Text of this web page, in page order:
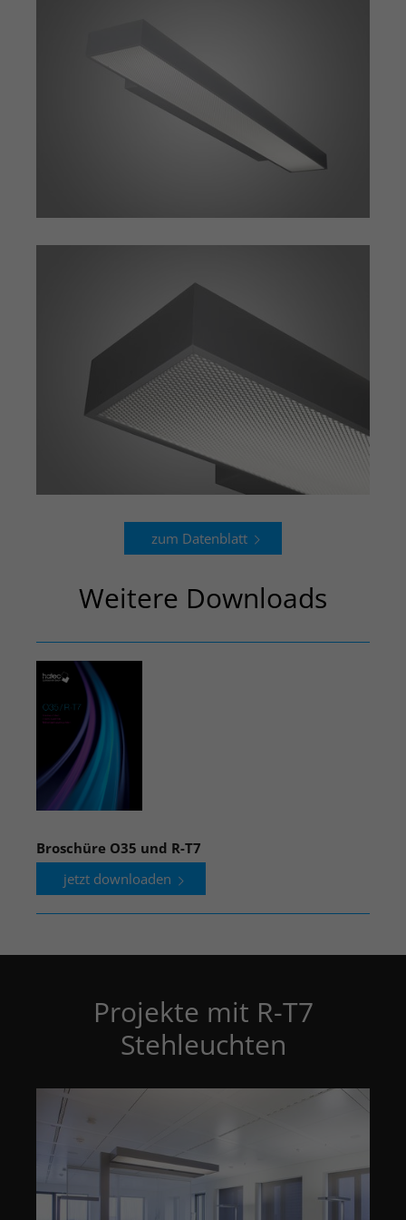
zum Datenblatt
Weitere Downloads
Broschüre O35 und R-T7
jetzt downloaden
Projekte mit R-T7
Stehleuchten
historische Speicherung Ihrer
vorgenommen Einstellungen, falls der
Webseiten-Betreiber dies eingestellt
hat.
Wird von der TYPO3 CMS ververwendet.
Mit Hilfe des Cookies wird der aktuelle
Session-Name für den jeweilgen
Benutzer gespeichert. Dieser Session-
Cookie wird verwendet, um den
Benutzer wiedererkennen zu können.
ob der Google SafeSearch-Filter aktiviert
sein soll. Die ausführliche
Datenschutzrichtlinie finden Sie hier:
https://www.google.com/policies/privacy/
Anbieter YouTube
Wird von YouTube verwendet. Das
Cookie registriert eine eindeutige ID, um
Statistiken der Videos von YouTube, die
der Benutzer gesehen hat, zu behalten.